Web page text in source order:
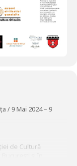
/ 9 Mai 2024 – 9
de Cultură